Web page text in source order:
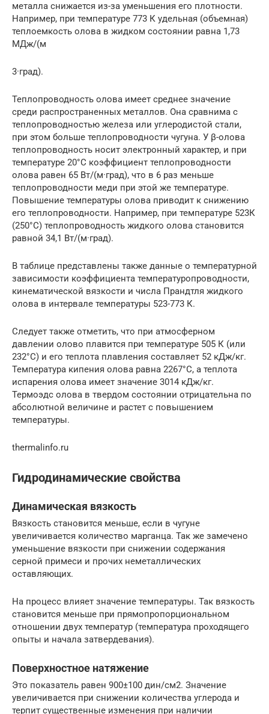
металла снижается из-за уменьшения его плотности.
Например, при температуре 773 К удельная (объемная)
теплоемкость олова в жидком состоянии равна 1,73
МДж/(м
3·град).
Теплопроводность олова имеет среднее значение
среди распространенных металлов. Она сравнима с
теплопроводностью железа или углеродистой стали,
при этом больше теплопроводности чугуна. У β-олова
теплопроводность носит электронный характер, и при
температуре 20°С коэффициент теплопроводности
олова равен 65 Вт/(м·град), что в 6 раз меньше
теплопроводности меди при этой же температуре.
Повышение температуры олова приводит к снижению
его теплопроводности. Например, при температуре 523К
(250°С) теплопроводность жидкого олова становится
равной 34,1 Вт/(м·град).
В таблице представлены также данные о температурной
зависимости коэффициента температуропроводности,
кинематической вязкости и числа Прандтля жидкого
олова в интервале температуры 523-773 К.
Следует также отметить, что при атмосферном
давлении олово плавится при температуре 505 К (или
232°С) и его теплота плавления составляет 52 кДж/кг.
Температура кипения олова равна 2267°С, а теплота
испарения олова имеет значение 3014 кДж/кг.
Термоэдс олова в твердом состоянии отрицательна по
абсолютной величине и растет с повышением
температуры.
thermalinfo.ru
Гидродинамические свойства
Динамическая вязкость
Вязкость становится меньше, если в чугуне
увеличивается количество марганца. Так же замечено
уменьшение вязкости при снижении содержания
серной примеси и прочих неметаллических
оставляющих.
На процесс влияет значение температуры. Так вязкость
становится меньше при прямопропорциональном
отношении двух температур (температура проходящего
опыты и начала затвердевания).
Поверхностное натяжение
Это показатель равен 900±100 дин/см2. Значение
увеличивается при снижении количества углерода и
терпит существенные изменения при наличии